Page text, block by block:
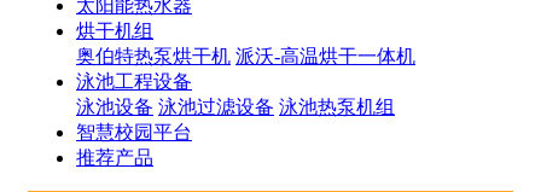
太阳能热水器
烘干机组
奥伯特热泵烘干机 派沃-高温烘干一体机
泳池工程设备
泳池设备 泳池过滤设备 泳池热泵机组
智慧校园平台
推荐产品